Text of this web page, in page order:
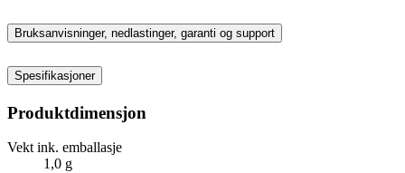
Bruksanvisninger, nedlastinger, garanti og support
Spesifikasjoner
Produktdimensjon
Vekt ink. emballasje
1,0 g